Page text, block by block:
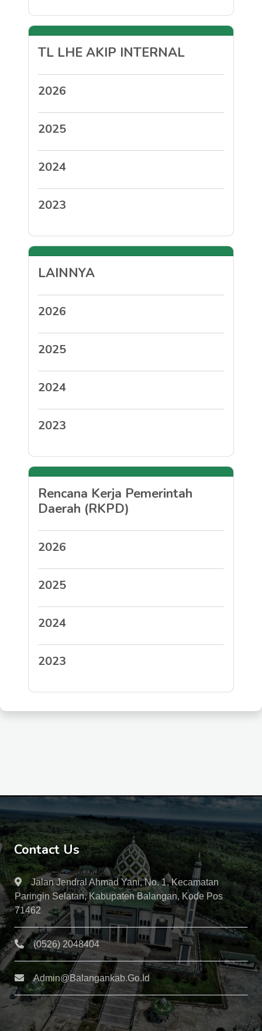
TL LHE AKIP INTERNAL
2026
2025
2024
2023
LAINNYA
2026
2025
2024
2023
Rencana Kerja Pemerintah
Daerah (RKPD)
2026
2025
2024
2023
Contact Us
Jalan Jendral Ahmad Yani, No. 1, Kecamatan
Paringin Selatan, Kabupaten Balangan, Kode Pos
71462
(0526) 2048404
Admin@balangankab.go.id